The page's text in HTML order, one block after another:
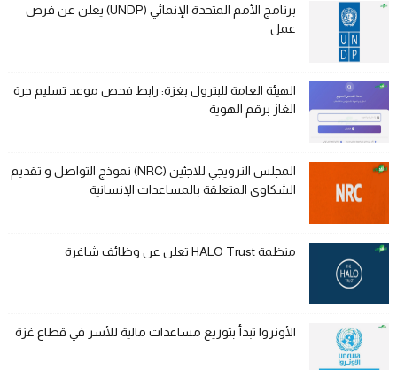
برنامج الأمم المتحدة الإنمائي (UNDP) يعلن عن فرص
عمل
الهيئة العامة للبترول بغزة: رابط فحص موعد تسليم جرة
الغاز برقم الهوية
المجلس النرويجي للاجئين (NRC) نموذج التواصل و تقديم
الشكاوى المتعلقة بالمساعدات الإنسانية
منظمة HALO Trust تعلن عن وظائف شاغرة
الأونروا تبدأ بتوزيع مساعدات مالية للأسر في قطاع غزة